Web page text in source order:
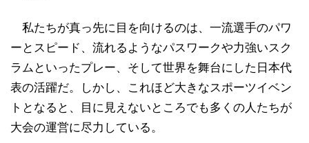
私たちが真っ先に目を向けるのは、一流選手のパワ
ーとスピード、流れるようなパスワークや力強いスク
ラムといったプレー、そして世界を舞台にした日本代
表の活躍だ。しかし、これほど大きなスポーツイベン
トとなると、目に見えないところでも多くの人たちが
大会の運営に尽力している。